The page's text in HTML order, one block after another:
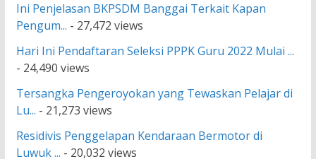
Ini Penjelasan BKPSDM Banggai Terkait Kapan
Pengum... - 27,472 views
Hari Ini Pendaftaran Seleksi PPPK Guru 2022 Mulai ...
- 24,490 views
Tersangka Pengeroyokan yang Tewaskan Pelajar di
Lu... - 21,273 views
Residivis Penggelapan Kendaraan Bermotor di
Luwuk ... - 20,032 views